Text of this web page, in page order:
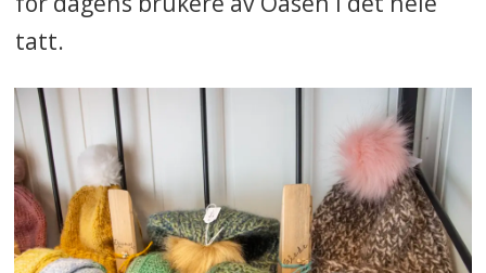
Samtidig er lånerenta høy og
innkjøp dyrere. Mange norske
kommuner står i en økonomisk
krise med stramme budsjetter
og mange kutt.
tatt.